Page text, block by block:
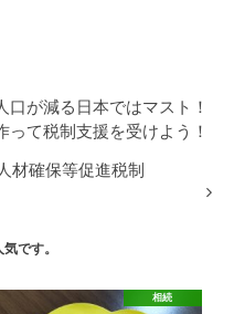
口が減る日本ではマスト！
って税制支援を受けよう！
人材確保等促進税制
です。
相続